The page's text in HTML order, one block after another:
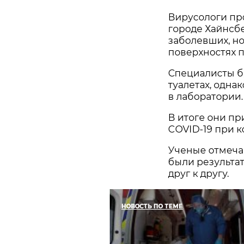
Вирусологи
городе
заболевших,
поверхностях
Специалисты
туалетах,
в лаборатории.
В итоге они
COVID-19 при
Ученые
были
друг к другу.
НОВОСТЬ ПО ТЕМЕ